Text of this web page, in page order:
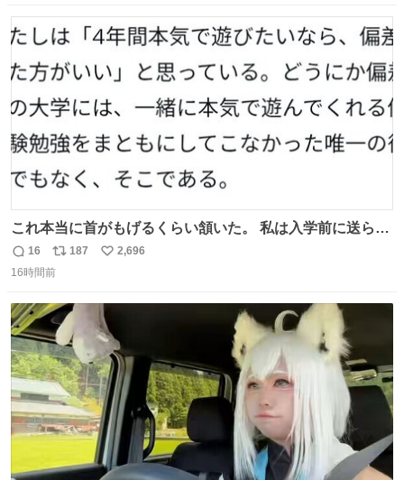
ト
数
数
これ本当に首がもげるくらい頷いた。 私は入学前に送られ
てきた、大学のサークル紹介冊子を見た時点で終わりを感
じたので、女子大でもないくせに偏差値の高い大学のイン
た。 高偏差値に行けないならせめてそれくらいした方が予
後がいいです。 https://t.co/9nMHIrETkw
返
信
16
リ
ポ
ト
数
187
い
数
2,696
16時間前